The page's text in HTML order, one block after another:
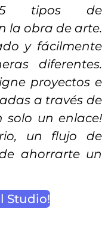
5 tipos de
la obra de arte.
y fácilmente
diferentes.
proyectos e
a través de
solo un enlace!
un flujo de
ahorrarte un
Studio!